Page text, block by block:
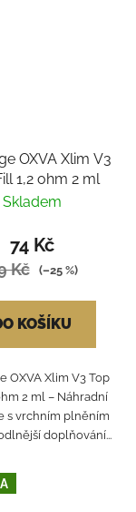
OXVA Xlim V3
1,2 ohm 2 ml
Skladem
74 Kč
Kč (–25 %)
KOŠÍKU
OXVA Xlim V3 Top
2 ml – Náhradní
s vrchním plněním
doplňování...